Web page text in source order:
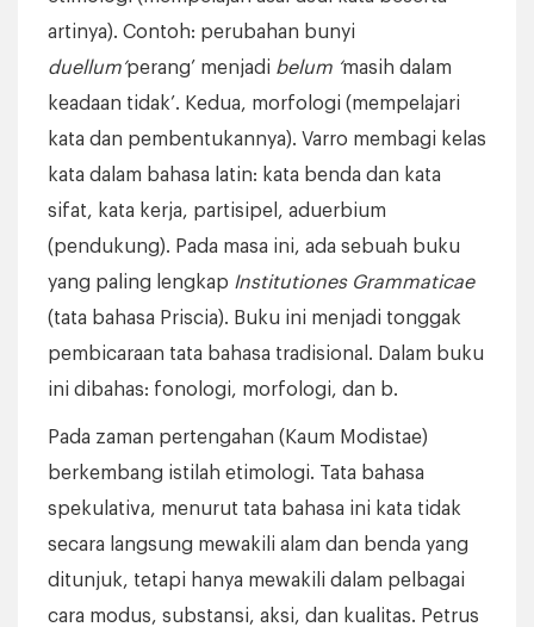
artinya). Contoh: perubahan bunyi
duellum’perang’ menjadi belum ‘masih dalam
keadaan tidak’. Kedua, morfologi (mempelajari
kata dan pembentukannya). Varro membagi kelas
kata dalam bahasa latin: kata benda dan kata
sifat, kata kerja, partisipel, aduerbium
(pendukung). Pada masa ini, ada sebuah buku
yang paling lengkap Institutiones Grammaticae
(tata bahasa Priscia). Buku ini menjadi tonggak
pembicaraan tata bahasa tradisional. Dalam buku
ini dibahas: fonologi, morfologi, dan b.
Pada zaman pertengahan (Kaum Modistae)
berkembang istilah etimologi. Tata bahasa
spekulativa, menurut tata bahasa ini kata tidak
secara langsung mewakili alam dan benda yang
ditunjuk, tetapi hanya mewakili dalam pelbagai
cara modus, substansi, aksi, dan kualitas. Petrus